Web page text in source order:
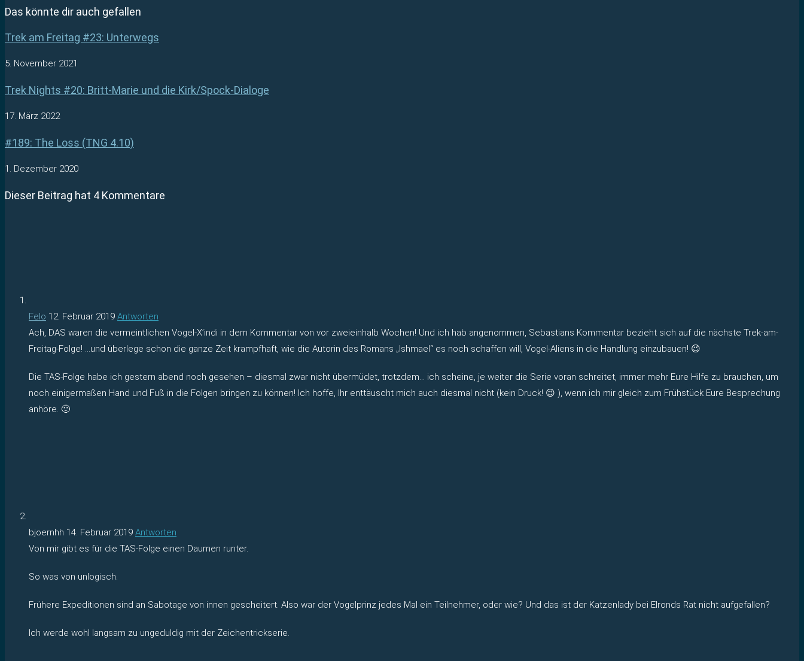
Das könnte dir auch gefallen
Trek am Freitag #23: Unterwegs
5. November 2021
Trek Nights #20: Britt-Marie und die Kirk/Spock-Dialoge
17. März 2022
#189: The Loss (TNG 4.10)
1. Dezember 2020
Dieser Beitrag hat 4 Kommentare
Felo 12. Februar 2019 Antworten
Ach, DAS waren die vermeintlichen Vogel-X’indi in dem Kommentar von vor zweieinhalb Wochen! Und ich hab angenommen, Sebastians Kommentar bezieht sich auf die nächste Trek-am-
Freitag-Folge! …und überlege schon die ganze Zeit krampfhaft, wie die Autorin des Romans „Ishmael“ es noch schaffen will, Vogel-Aliens in die Handlung einzubauen! 😉
Die TAS-Folge habe ich gestern abend noch gesehen – diesmal zwar nicht übermüdet, trotzdem… ich scheine, je weiter die Serie voran schreitet, immer mehr Eure Hilfe zu brauchen, um
noch einigermaßen Hand und Fuß in die Folgen bringen zu können! Ich hoffe, Ihr enttäuscht mich auch diesmal nicht (kein Druck! 😉 ), wenn ich mir gleich zum Frühstück Eure Besprechung
anhöre. 🙂
bjoernhh 14. Februar 2019 Antworten
Von mir gibt es für die TAS-Folge einen Daumen runter.
So was von unlogisch.
Frühere Expeditionen sind an Sabotage von innen gescheitert. Also war der Vogelprinz jedes Mal ein Teilnehmer, oder wie? Und das ist der Katzenlady bei Elronds Rat nicht aufgefallen?
Ich werde wohl langsam zu ungeduldig mit der Zeichentrickserie.